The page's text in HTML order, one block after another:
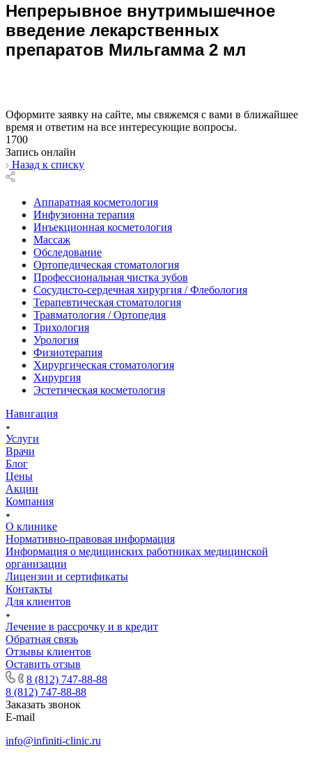
Непрерывное внутримышечное
введение лекарственных
препаратов Мильгамма 2 мл
Оформите заявку на сайте, мы свяжемся с вами в ближайшее
время и ответим на все интересующие вопросы.
1700
Запись онлайн
Назад к списку
Аппаратная косметология
Инфузионна терапия
Инъекционная косметология
Массаж
Обследование
Ортопедическая стоматология
Профессиональная чистка зубов
Сосудисто-сердечная хирургия / Флебология
Терапевтическая стоматология
Травматология / Ортопедия
Трихология
Урология
Физиотерапия
Хирургическая стоматология
Хирургия
Эстетическая косметология
Навигация
Услуги
Врачи
Блог
Цены
Акции
Компания
О клинике
Нормативно-правовая информация
Информация о медицинских работниках медицинской
организации
Лицензии и сертификаты
Контакты
Для клиентов
Лечение в рассрочку и в кредит
Обратная связь
Отзывы клиентов
Оставить отзыв
8 (812) 747-88-88
8 (812) 747-88-88
Заказать звонок
E-mail
info@infiniti-clinic.ru